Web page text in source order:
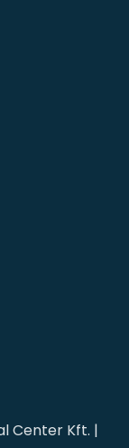
Center Kft. |